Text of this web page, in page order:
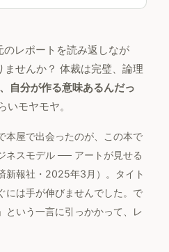
レポートを読み返しなが
ませんか？ 体裁は完璧、論理
、自分が作る意味あるんだっ
いモヤモヤ。
本屋で出会ったのが、この本で
ネスモデル ── アートが見せる
新報社・2025年3月）。タイト
には手が伸びませんでした。で
という一言に引っかかって、レ